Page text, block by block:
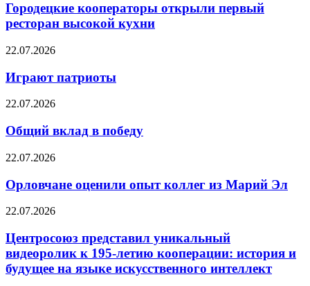
Городецкие кооператоры открыли первый
ресторан высокой кухни
22.07.2026
Играют патриоты
22.07.2026
Общий вклад в победу
22.07.2026
Орловчане оценили опыт коллег из Марий Эл
22.07.2026
Центросоюз представил уникальный
видеоролик к 195-летию кооперации: история и
будущее на языке искусственного интеллект